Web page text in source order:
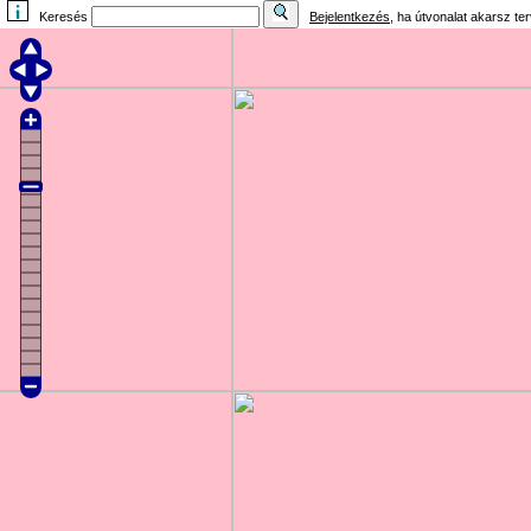
Keresés Bejelentkezés , ha útvonalat akarsz